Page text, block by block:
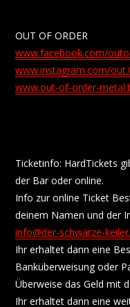
OUT OF ORDER
www.facebook.com/
www.instagram.com/
www.out-of-order-
Ticketinfo: HardTickets
der Bar oder online.
Info zur online Ticket
deinem Namen und der
info@der-schwarze-
Ihr erhaltet dann eine
Banküberweisung oder
Überweise das Geld mit
Ihr erhaltet dann eine